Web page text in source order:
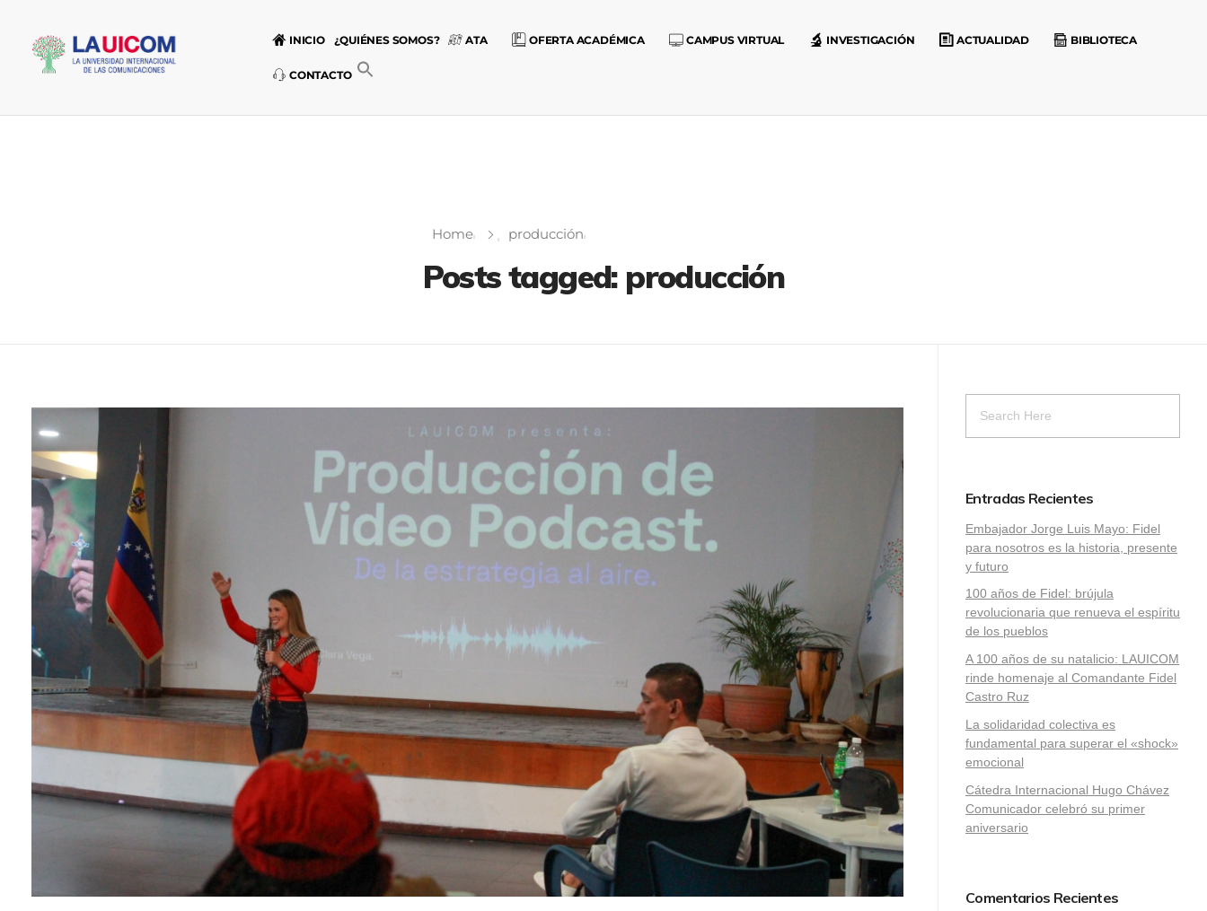
INICIO ¿QUIÉNES SOMOS? ATA OFERTA ACADÉMICA CAMPUS VIRTUAL INVESTIGACIÓN ACTUALIDAD BIBLIOTECA
CONTACTO
Home producción
Posts tagged: producción
Entradas Recientes
Embajador Jorge Luis Mayo: Fidel
para nosotros es la historia, presente
y futuro
100 años de Fidel: brújula
revolucionaria que renueva el espíritu
de los pueblos
A 100 años de su natalicio: LAUICOM
rinde homenaje al Comandante Fidel
Castro Ruz
La solidaridad colectiva es
fundamental para superar el «shock»
emocional
Cátedra Internacional Hugo Chávez
Comunicador celebró su primer
aniversario
Comentarios Recientes